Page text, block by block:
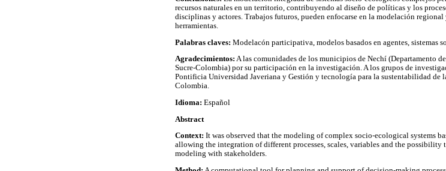
recursos naturales en un territorio, contribuyendo al diseño de políticas y los
disciplinas y actores. Trabajos futuros, pueden enfocarse en la modelación
herramientas.
Palabras claves: Modelacón participativa, modelos basados en agentes, sistemas
Agradecimientos: A las comunidades de los municipios de Nechí (Departamento
Sucre-Colombia) por su participación en la investigación. A los grupos de
Pontificia Universidad Javeriana y Gestión y tecnología para la sustentabilidad de
Colombia.
Idioma: Español
Abstract
Context: It was observed that the modeling of complex socio-ecological systems
allowing the integration of different processes, scales, variables and the possibility
modeling with stakeholders.